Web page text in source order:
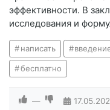
эффективности. В
исследования и
написать
бесплатно
—